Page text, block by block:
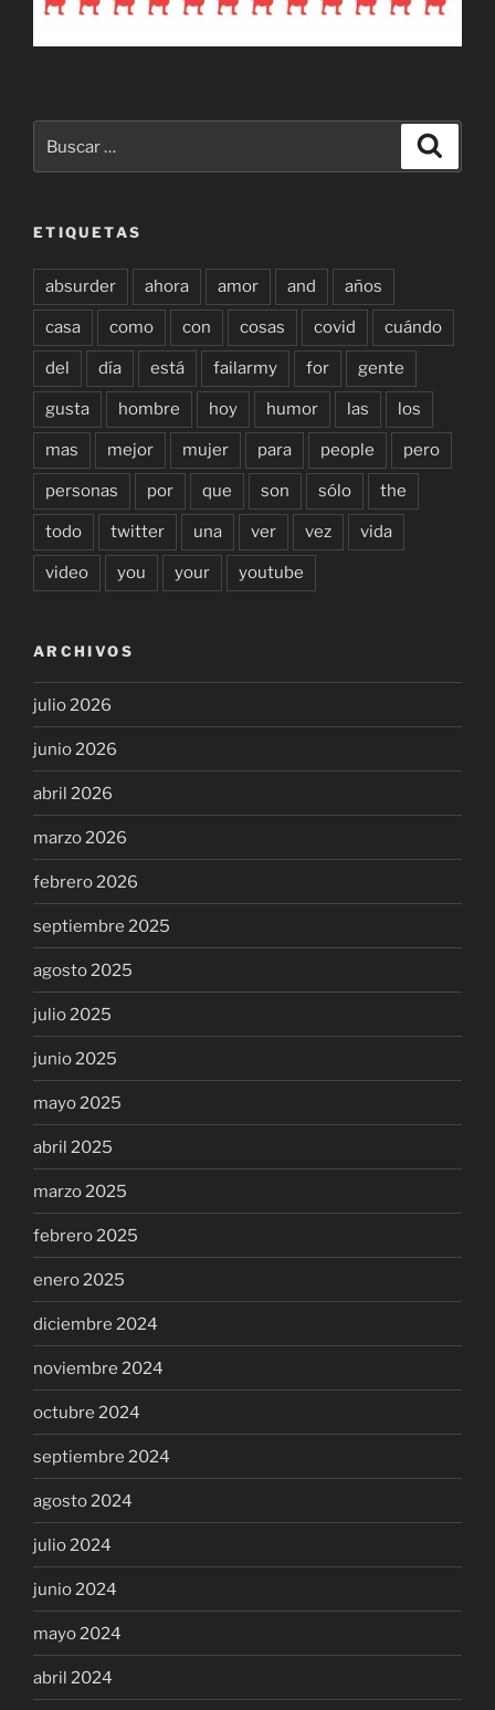
por:
ETIQUETAS
absurder ahora amor and años
casa como con cosas covid cuándo
del día está failarmy for gente
gusta hombre hoy humor las los
mas mejor mujer para people pero
personas por que son sólo the
todo twitter una ver vez vida
video you your youtube
ARCHIVOS
julio 2026
junio 2026
abril 2026
marzo 2026
febrero 2026
septiembre 2025
agosto 2025
julio 2025
junio 2025
mayo 2025
abril 2025
marzo 2025
febrero 2025
enero 2025
diciembre 2024
noviembre 2024
octubre 2024
septiembre 2024
agosto 2024
julio 2024
junio 2024
mayo 2024
abril 2024